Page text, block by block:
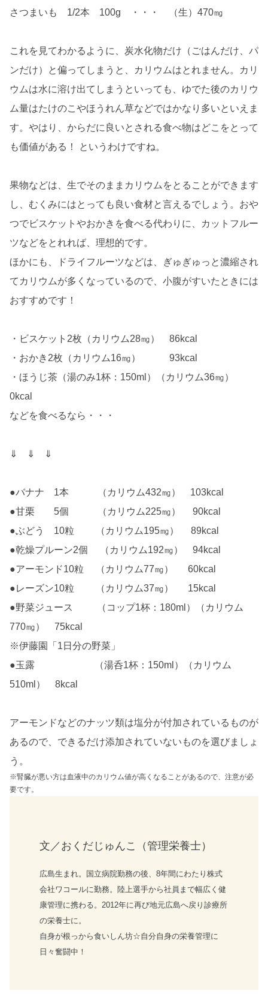
さつまいも 1/2本 100g ・・・ （生）470㎎
これを見てわかるように、炭水化物だけ（ごはんだけ、パ
ンだけ）と偏ってしまうと、カリウムはとれません。カリ
ウムは水に溶け出てしまうといっても、ゆでた後のカリウ
ム量はたけのこやほうれん草などではかなり多いといえま
す。やはり、からだに良いとされる食べ物はどこをとって
も価値がある！ というわけですね。
果物などは、生でそのままカリウムをとることができます
し、むくみにはとっても良い食材と言えるでしょう。おや
つでビスケットやおかきを食べる代わりに、カットフルー
ツなどをとれれば、理想的です。
ほかにも、ドライフルーツなどは、ぎゅぎゅっと濃縮され
てカリウムが多くなっているので、小腹がすいたときには
おすすめです！
・ビスケット2枚（カリウム28㎎） 86kcal
・おかき2枚（カリウム16㎎） 93kcal
・ほうじ茶（湯のみ1杯：150ml）（カリウム36㎎）
0kcal
などを食べるなら・・・
⇓ ⇓ ⇓
●バナナ 1本 （カリウム432㎎） 103kcal
●甘栗 5個 （カリウム225㎎） 90kcal
●ぶどう 10粒 （カリウム195㎎） 89kcal
●乾燥プルーン2個 （カリウム192㎎） 94kcal
●アーモンド10粒 （カリウム77㎎） 60kcal
●レーズン10粒 （カリウム37㎎） 15kcal
●野菜ジュース （コップ1杯：180ml）（カリウム
770㎎） 75kcal
※伊藤園「1日分の野菜」
●玉露 （湯呑1杯：150ml）（カリウム
510ml） 8kcal
アーモンドなどのナッツ類は塩分が付加されているものが
あるので、できるだけ添加されていないものを選びましょ
う。
※腎臓が悪い方は血液中のカリウム値が高くなることがあるので、注意が必
要です。
文／おくだじゅんこ（管理栄養士）
広島生まれ。国立病院勤務の後、8年間にわたり株式
会社ワコールに勤務。陸上選手から社員まで幅広く健
康管理に携わる。2012年に再び地元広島へ戻り診療所
の栄養士に。
自身が根っから食いしん坊☆自分自身の栄養管理に
日々奮闘中！